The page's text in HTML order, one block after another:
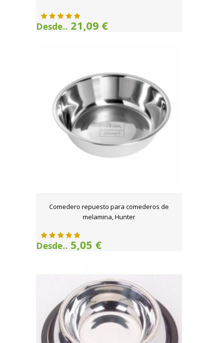
Desde.. 21,09 €
Comedero repuesto para comederos de
melamina, Hunter
Desde.. 5,05 €